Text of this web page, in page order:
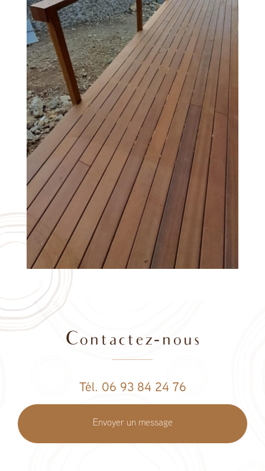
Contactez-nous
Tél. 06 93 84 24 76
Envoyer un message